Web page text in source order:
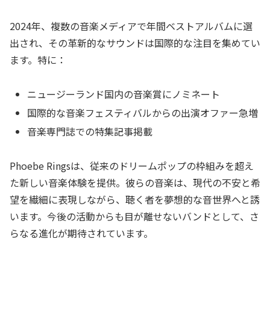
2024年、複数の音楽メディアで年間ベストアルバムに選
出され、その革新的なサウンドは国際的な注目を集めてい
ます。特に：
ニュージーランド国内の音楽賞にノミネート
国際的な音楽フェスティバルからの出演オファー急増
音楽専門誌での特集記事掲載
Phoebe Ringsは、従来のドリームポップの枠組みを超え
た新しい音楽体験を提供。彼らの音楽は、現代の不安と希
望を繊細に表現しながら、聴く者を夢想的な音世界へと誘
います。今後の活動からも目が離せないバンドとして、さ
らなる進化が期待されています。